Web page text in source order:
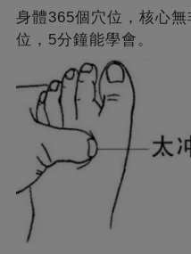
身體365個穴位，核心
位，5分鐘能學會。